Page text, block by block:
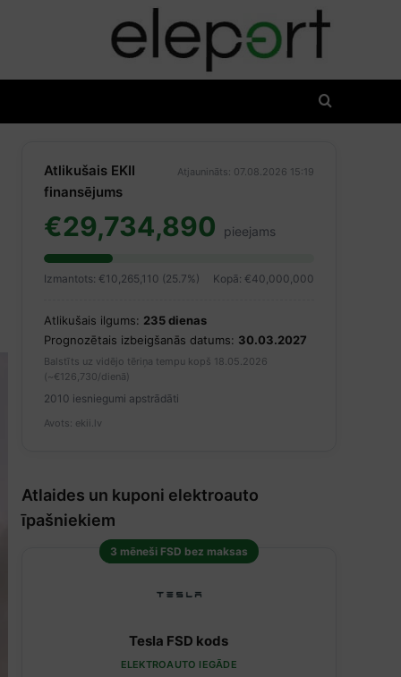
Atlikušais EKII
finansējums
Atjaunināts: 07.08.2026 15:19
€29,734,890 pieejams
Izmantots: €10,265,110 (25.7%) Kopā: €40,000,000
Atlikušais ilgums: 235 dienas
Prognozētais izbeigšanās datums: 30.03.2027
Balstīts uz vidējo tēriņa tempu kopš 18.05.2026
(~€126,730/dienā)
2010 iesniegumi apstrādāti
Avots: ekii.lv
Atlaides un kuponi elektroauto
īpašniekiem
3 mēneši FSD bez maksas
Tesla FSD kods
ELEKTROAUTO IEGĀDE